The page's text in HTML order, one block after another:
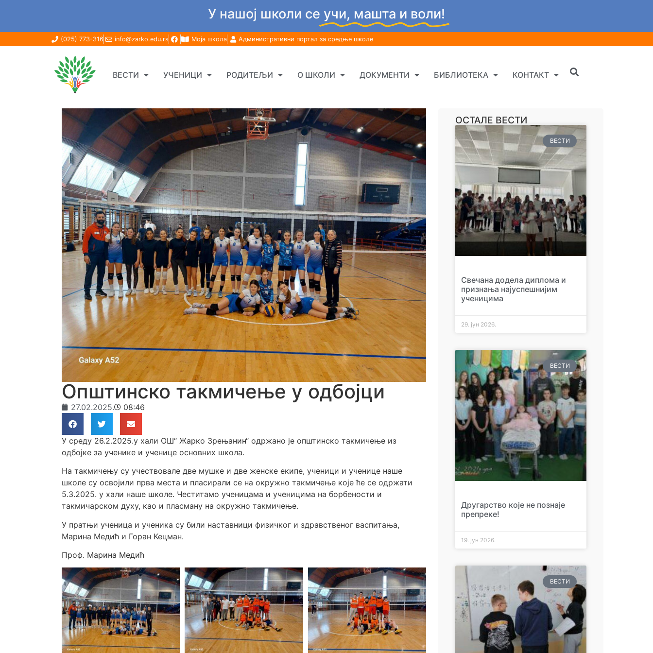
У нашој школи се учи, машта и воли!
(025) 773-316 info@zarko.edu.rs Моја школа Административни портал за средње школе
ВЕСТИ УЧЕНИЦИ РОДИТЕЉИ О ШКОЛИ ДОКУМЕНТИ БИБЛИОТЕКА КОНТАКТ
Општинско такмичење у одбојци
27.02.2025. 08:46
У среду 26.2.2025.у хали ОШ“ Жарко Зрењанин“ одржано је општинско такмичење из
одбојке за ученике и ученице основних школа.
На такмичењу су учествовале две мушке и две женске екипе, ученици и ученице наше
школе су освојили прва места и пласирали се на окружно такмичење којеће се одржати
5.3.2025. у хали наше школе. Честитамо ученицама и ученицима на борбености и
такмичарском духу, као и пласману на окружно такмичење.
У пратњи ученица и ученика су били наставници физичког и здравственог васпитања,
Марина Медић и Горан Кецман.
Проф. Марина Медић
ОСТАЛЕ ВЕСТИ
ВЕСТИ
Свечана додела диплома и
признања најуспешнијим
ученицима
29. јун 2026.
ВЕСТИ
Другарство које не познаје
препреке!
19. јун 2026.
ВЕСТИ